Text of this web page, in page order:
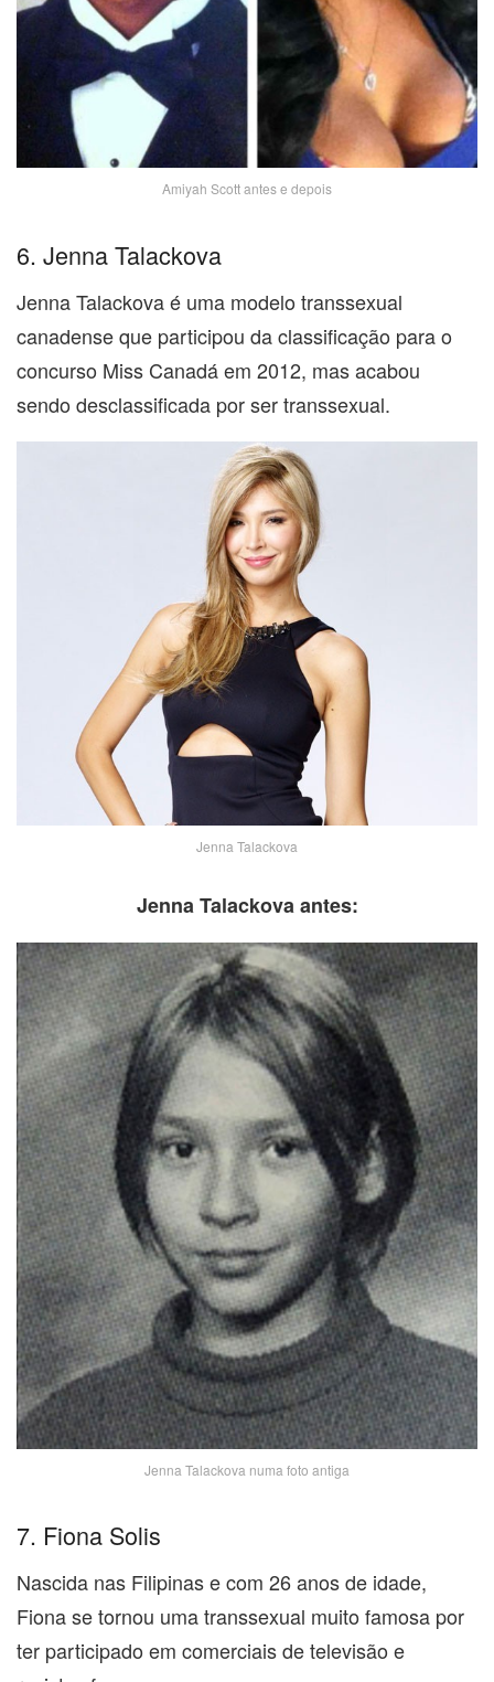
Amiyah Scott antes e depois
6. Jenna Talackova
Jenna Talackova é uma modelo transsexual
canadense que participou da classificação para o
concurso Miss Canadá em 2012, mas acabou
sendo desclassificada por ser transsexual.
Jenna Talackova
Jenna Talackova antes:
Jenna Talackova numa foto antiga
7. Fiona Solis
Nascida nas Filipinas e com 26 anos de idade,
Fiona se tornou uma transsexual muito famosa por
ter participado em comerciais de televisão e